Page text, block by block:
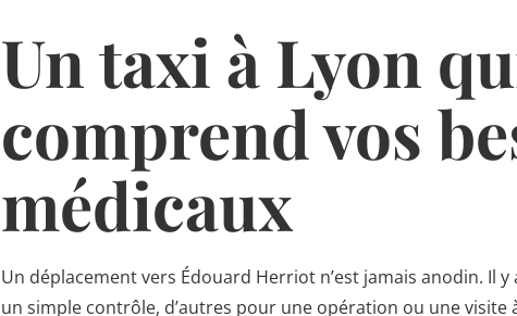
Un taxi à Lyon
comprend vos
médicaux
Un déplacement vers Édouard Herriot n’est jamais anodin. Il y
un simple contrôle, d’autres pour une opération ou une visite